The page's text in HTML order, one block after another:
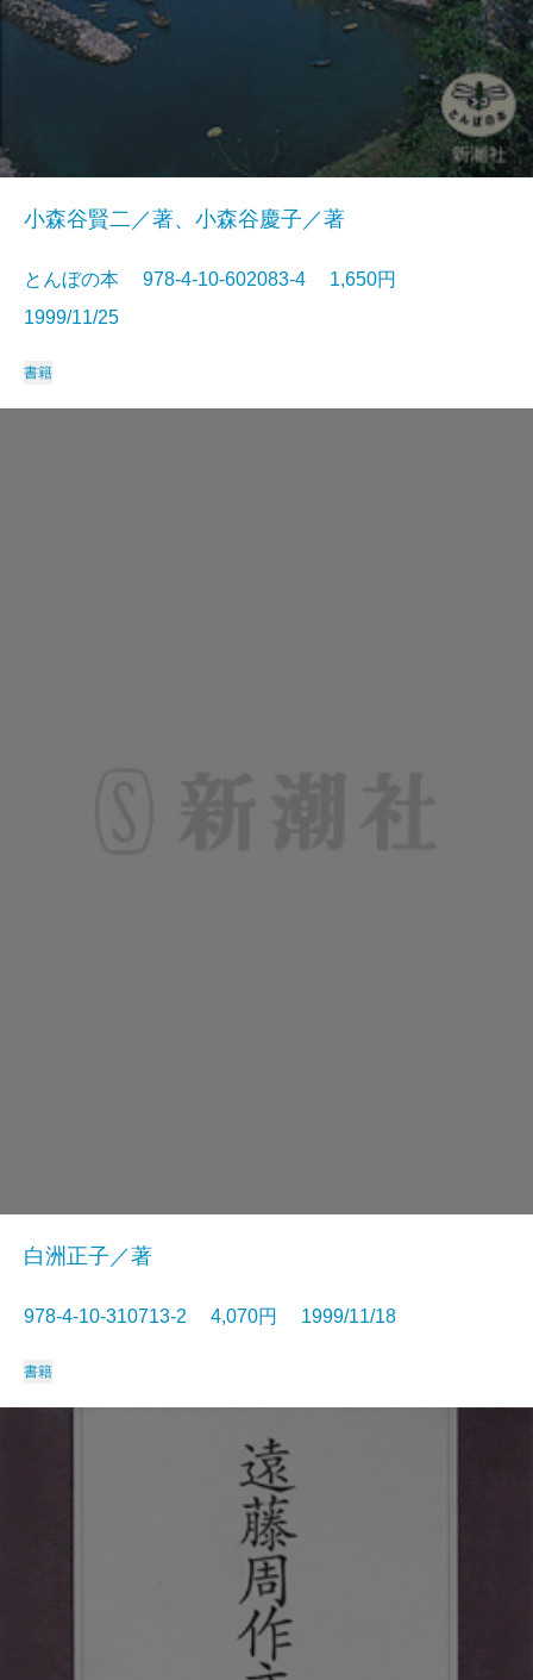
小森谷賢二／著、小森谷慶子／著
とんぼの本 978-4-10-602083-4 1,650円
1999/11/25
書籍
白洲正子／著
978-4-10-310713-2 4,070円 1999/11/18
書籍